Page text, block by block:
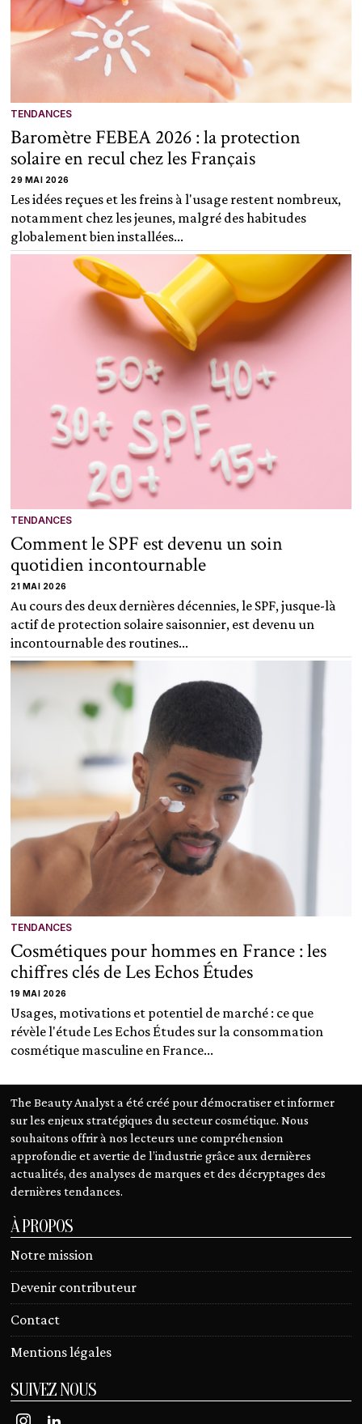
TENDANCES
Baromètre FEBEA 2026 : la protection
solaire en recul chez les Français
29 MAI 2026
Les idées reçues et les freins à l'usage restent nombreux,
notamment chez les jeunes, malgré des habitudes
globalement bien installées...
TENDANCES
Comment le SPF est devenu un soin
quotidien incontournable
21 MAI 2026
Au cours des deux dernières décennies, le SPF, jusque-là
actif de protection solaire saisonnier, est devenu un
incontournable des routines...
TENDANCES
Cosmétiques pour hommes en France : les
chiffres clés de Les Echos Études
19 MAI 2026
Usages, motivations et potentiel de marché : ce que
révèle l'étude Les Echos Études sur la consommation
cosmétique masculine en France...
The Beauty Analyst a été créé pour démocratiser et informer
sur les enjeux stratégiques du secteur cosmétique. Nous
souhaitons offrir à nos lecteurs une compréhension
approfondie et avertie de l’industrie grâce aux dernières
actualités, des analyses de marques et des décryptages des
dernières tendances.
À PROPOS
Notre mission
Devenir contributeur
Contact
Mentions légales
SUIVEZ NOUS